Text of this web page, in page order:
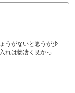
うがないと思うが少
れは物凄く良かっ
フサービスは良か
リーンじゃ無い方に
で間違えた方に2打